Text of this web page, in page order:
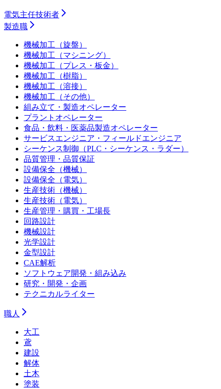
電気主任技術者
製造職
機械加工（旋盤）
機械加工（マシニング）
機械加工（プレス・板金）
機械加工（樹脂）
機械加工（溶接）
機械加工（その他）
組み立て・製造オペレーター
プラントオペレーター
食品・飲料・医薬品製造オペレーター
サービスエンジニア・フィールドエンジニア
シーケンス制御（PLC・シーケンス・ラダー）
品質管理・品質保証
設備保全（機械）
設備保全（電気）
生産技術（機械）
生産技術（電気）
生産管理・購買・工場長
回路設計
機械設計
光学設計
金型設計
CAE解析
ソフトウェア開発・組み込み
研究・開発・企画
テクニカルライター
職人
大工
鳶
建設
解体
土木
塗装